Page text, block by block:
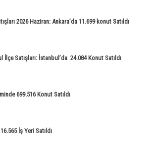
2026 Haziran: Ankara’da 11.699 konut Satıldı
İlçe Satışları: İstanbul’da 24.084 Konut Satıldı
699.516 Konut Satıldı
İş Yeri Satıldı